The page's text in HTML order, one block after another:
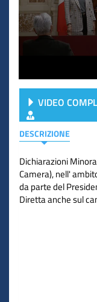
VIDEO
DESCRIZIONE
Dichiarazioni
Camera), nell'
da parte del
Diretta anche sul